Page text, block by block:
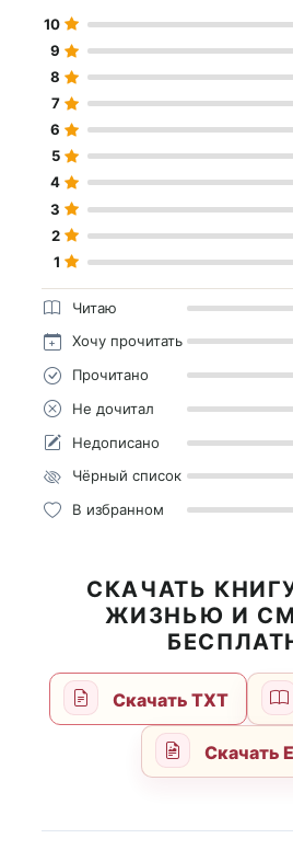
10
9
8
7
6
5
4
3
2
1
Читаю
Хочу прочитать
Прочитано
Не дочитал
Недописано
Чёрный список
В избранном
СКАЧАТЬ
ЖИЗНЬЮ И
Скачать TXT
Скачать